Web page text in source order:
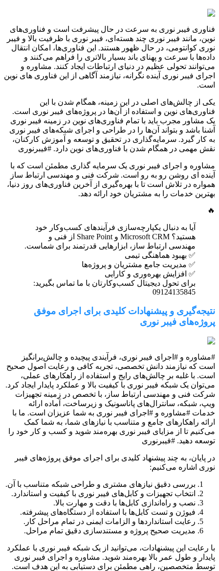
فناوری فیبر نوری به سرعت در حال پیشرفت است و فناوری‌های
نوین، مانند فیبر نوری چند هسته‌ای، فیبر نوری با ظرفیت بالا و فیبر
نوری کوانتومی، در حال ظهور هستند. این فناوری‌ها، امکان انتقال
داده‌ها با سرعت و پهنای باند بسیار بالاتری را فراهم می‌کنند و
می‌توانند تحولی عظیم در دنیای ارتباطات ایجاد کنند. مشاوره و
اجرای فیبر نوری آینده نگرانه، نیازمند آگاهی از این فناوری های نوین
است.
یکی از چالش‌های اصلی در این زمینه، همگام شدن با این
فناوری‌های نوین و استفاده از آن‌ها در پروژه‌های فیبر نوری است.
یک مشاور مجرب باید با تمام فناوری‌های نوین در زمینه فیبر نوری
آشنا باشد و بتواند آن‌ها را در طراحی و اجرای شبکه‌های فیبر نوری
به کار گیرد. سرمایه‌گذاری در تحقیق و توسعه و آموزش کارکنان،
نقش مهمی در همگام شدن با فناوری‌های نوین دارد. #فیبرنوری
مشاوره و اجرای فیبر نوری یک سرمایه گذاری مطمئن است که با
آینده ای روشن رو به رو است. شرکت فنی و مهندسی ارتباط ساز
همواره در تلاش است تا با بهره‌گیری از آخرین فناوری‌های روز دنیا،
بهترین خدمات را به مشتریان خود ارائه دهد.
🔥
آیا به دنبال یکپارچه‌سازی فرآیندهای کسب‌وکار خود
هستید؟ Microsoft CRM و Share Point از فنی و
مهندسی ارتباط ساز، ابزارهایی قدرتمند برای شماست.
✅ بهبود هماهنگی تیمی
✅ مدیریت جامع مشتریان و پروژه‌ها
✅ افزایش بهره‌وری و کارایی
برای تحول دیجیتال کسب‌وکارتان با ما تماس بگیرید:
09124135845
نتیجه‌گیری و پیشنهادات کلیدی برای اجرای موفق
پروژه‌های فیبر نوری
#مشاوره و #اجرای فیبر نوری، فرآیندی پیچیده و چالش‌برانگیز
است که نیازمند دانش تخصصی، تجربه کافی و رعایت اصول صحیح
است. با غلبه بر چالش‌های رایج و استفاده از راهکارهای عملی،
می‌توان یک شبکه فیبر نوری با کیفیت بالا و عملکرد پایدار ایجاد کرد.
شرکت فنی و مهندسی ارتباط ساز، با تخصص در زمینه تجهیزات
ویپ، شبکه، سانترال‌های پاناسونیک و زیرساخت، آماده ارائه
خدمات #مشاوره و #اجرای فیبر نوری به شما عزیزان است. ما با
ارائه راهکارهای جامع و متناسب با نیازهای شما، به شما کمک
می‌کنیم تا از مزایای فیبر نوری بهره‌مند شوید و کسب و کار خود را
توسعه دهید. #فیبرنوری
در پایان، به چند پیشنهاد کلیدی برای اجرای موفق پروژه‌های فیبر
نوری اشاره می‌کنیم:
بررسی دقیق نیازهای مشتری و طراحی شبکه متناسب با آن.
انتخاب تجهیزات و کابل‌های فیبر نوری با کیفیت و استاندارد.
نصب و راه‌اندازی کابل‌ها با دقت و مهارت بالا.
فیوژن و تست کابل‌ها با استفاده از دستگاه‌های پیشرفته.
رعایت استانداردها و الزامات ایمنی در تمام مراحل کار.
مدیریت صحیح پروژه و مستندسازی دقیق تمام مراحل.
با رعایت این پیشنهادات، می‌توانید از یک شبکه فیبر نوری با عملکرد
پایدار و طول عمر بالا بهره‌مند شوید. مشاوره و اجرای فیبر نوری
توسط متخصصین، راهی مطمئن برای دستیابی به این هدف است.